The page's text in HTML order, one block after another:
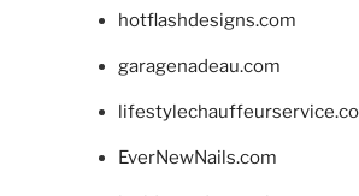
hotflashdesigns.com
garagenadeau.com
EverNewNails.com